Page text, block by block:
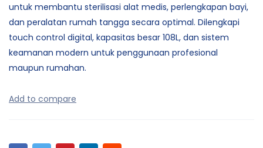
untuk membantu sterilisasi alat medis, perlengkapan bayi,
dan peralatan rumah tangga secara optimal. Dilengkapi
touch control digital, kapasitas besar 108L, dan sistem
keamanan modern untuk penggunaan profesional
maupun rumahan.